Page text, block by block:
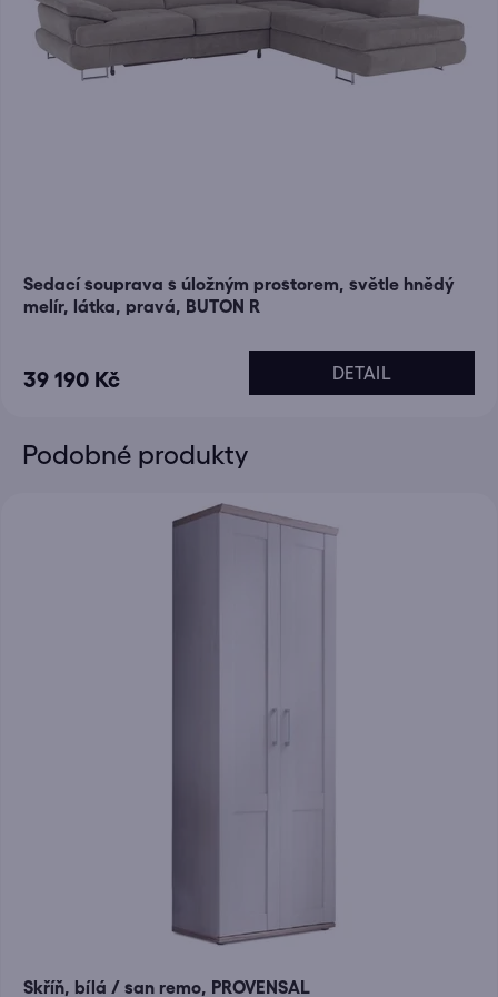
Sedací souprava s úložným prostorem, světle hnědý
melír, látka, pravá, BUTON R
39 190 Kč DETAIL
Podobné produkty
Skříň, bílá / san remo, PROVENSAL